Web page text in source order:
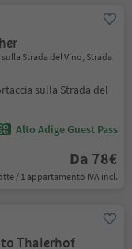
Strada del Vino, Strada
sulla Strada del
Alto Adige Guest Pass
Da 78€
/ 1 appartamento IVA incl.
Thalerhof